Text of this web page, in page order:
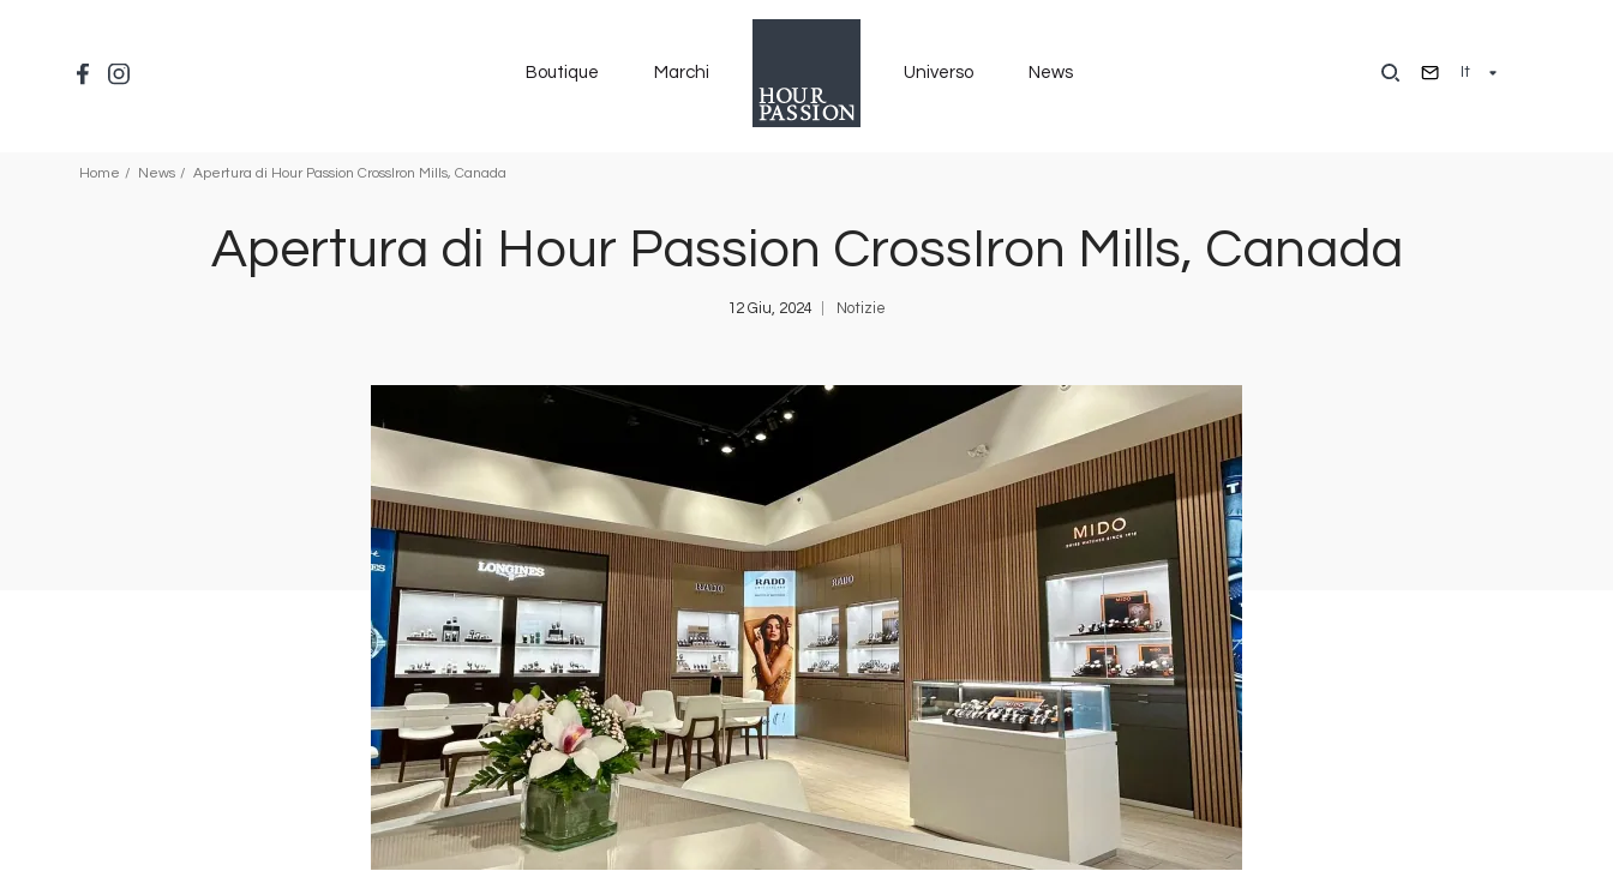
It
Boutique Marchi Universo News
Home News Apertura di Hour Passion CrossIron Mills, Canada
Apertura di Hour Passion CrossIron Mills, Canada
12 Giu, 2024 Notizie